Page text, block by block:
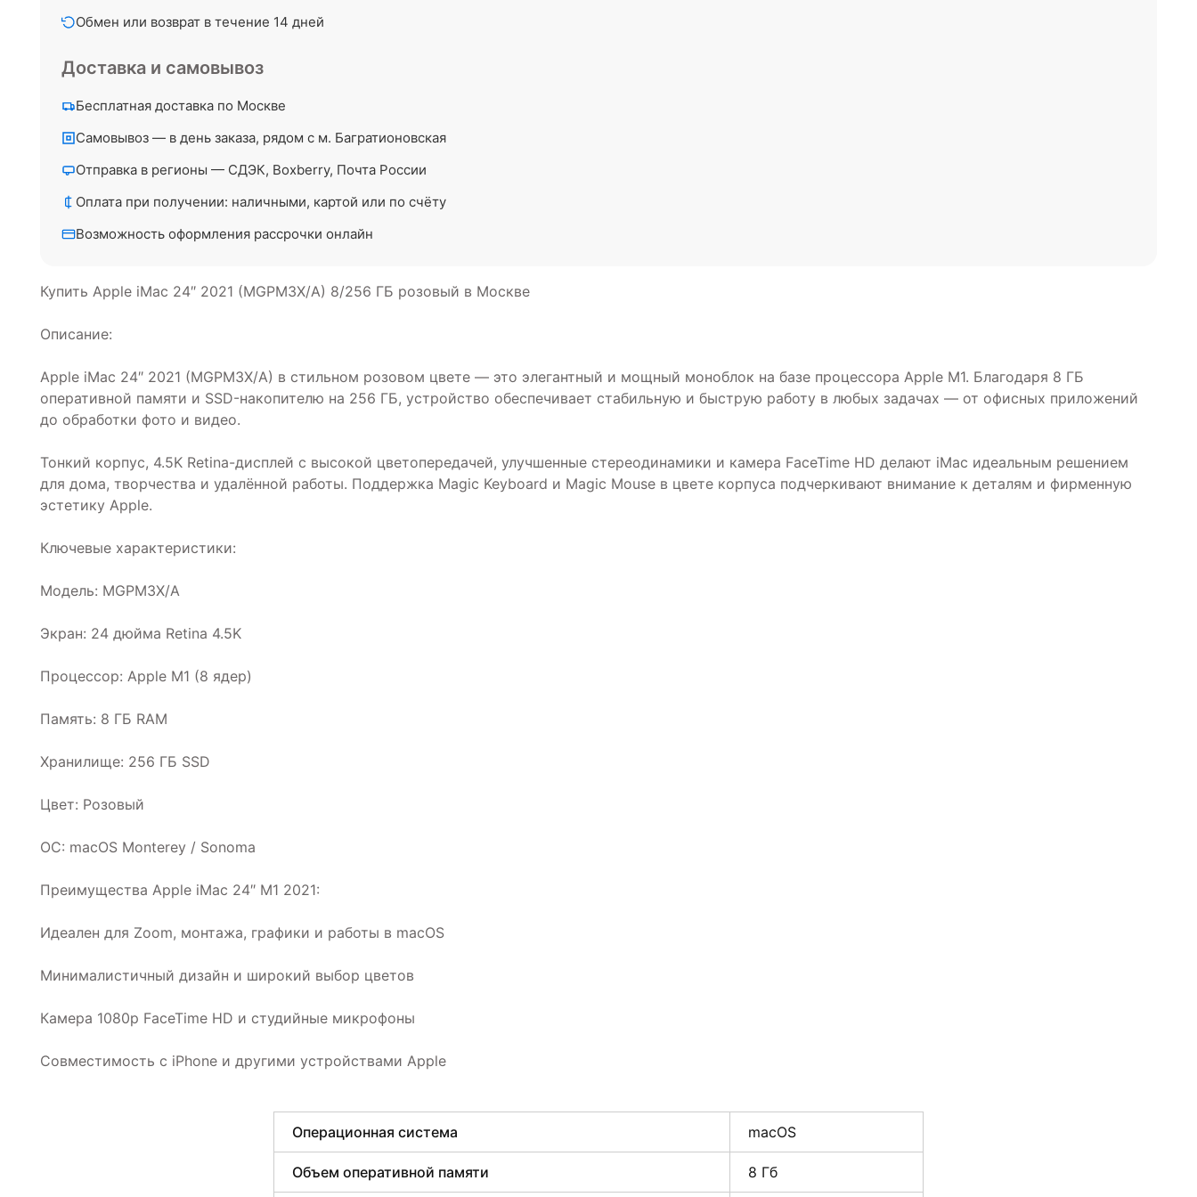
Обмен или возврат в течение 14 дней
Доставка и самовывоз
Бесплатная доставка по Москве
Самовывоз — в день заказа, рядом с м. Багратионовская
Отправка в регионы — СДЭК, Boxberry, Почта России
Оплата при получении: наличными, картой или по счёту
Возможность оформления рассрочки онлайн
Купить Apple iMac 24″ 2021 (MGPM3X/A) 8/256 ГБ розовый в Москве
Описание:
Apple iMac 24″ 2021 (MGPM3X/A) в стильном розовом цвете — это элегантный и мощный моноблок на базе процессора Apple M1. Благодаря 8 ГБ
оперативной памяти и SSD-накопителю на 256 ГБ, устройство обеспечивает стабильную и быструю работу в любых задачах — от офисных приложений
до обработки фото и видео.
Тонкий корпус, 4.5K Retina-дисплей с высокой цветопередачей, улучшенные стереодинамики и камера FaceTime HD делают iMac идеальным решением
для дома, творчества и удалённой работы. Поддержка Magic Keyboard и Magic Mouse в цвете корпуса подчеркивают внимание к деталям и фирменную
эстетику Apple.
Ключевые характеристики:
Модель: MGPM3X/A
Экран: 24 дюйма Retina 4.5K
Процессор: Apple M1 (8 ядер)
Память: 8 ГБ RAM
Хранилище: 256 ГБ SSD
Цвет: Розовый
ОС: macOS Monterey / Sonoma
Преимущества Apple iMac 24″ M1 2021:
Идеален для Zoom, монтажа, графики и работы в macOS
Минималистичный дизайн и широкий выбор цветов
Камера 1080p FaceTime HD и студийные микрофоны
Совместимость с iPhone и другими устройствами Apple
Операционная система macOS
Объем оперативной памяти 8 Гб